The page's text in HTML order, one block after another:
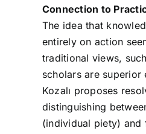
Connection to
The idea that
entirely on action
traditional views,
scholars are superior
Kozalı proposes
distinguishing
(individual piety) and